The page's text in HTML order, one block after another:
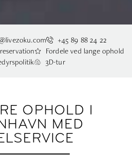
+45 89 88 24 22
Fordele ved lange ophold
3D-tur
OPHOLD I
MED